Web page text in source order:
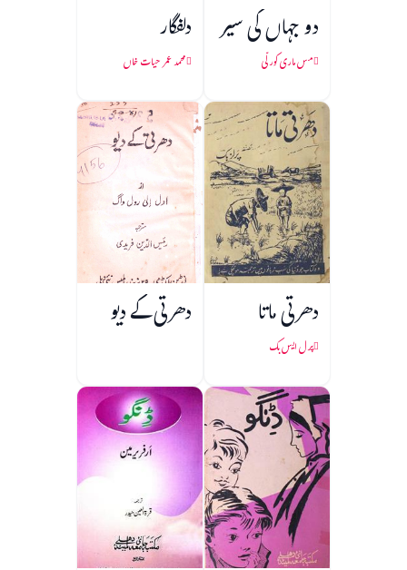
دو جہاں کی سیر
مس ماری کورلّی
دلفگار
محمد عمر حیات خاں
دھرتی ماتا
پرل ایس بک
دھرتی کے دیو